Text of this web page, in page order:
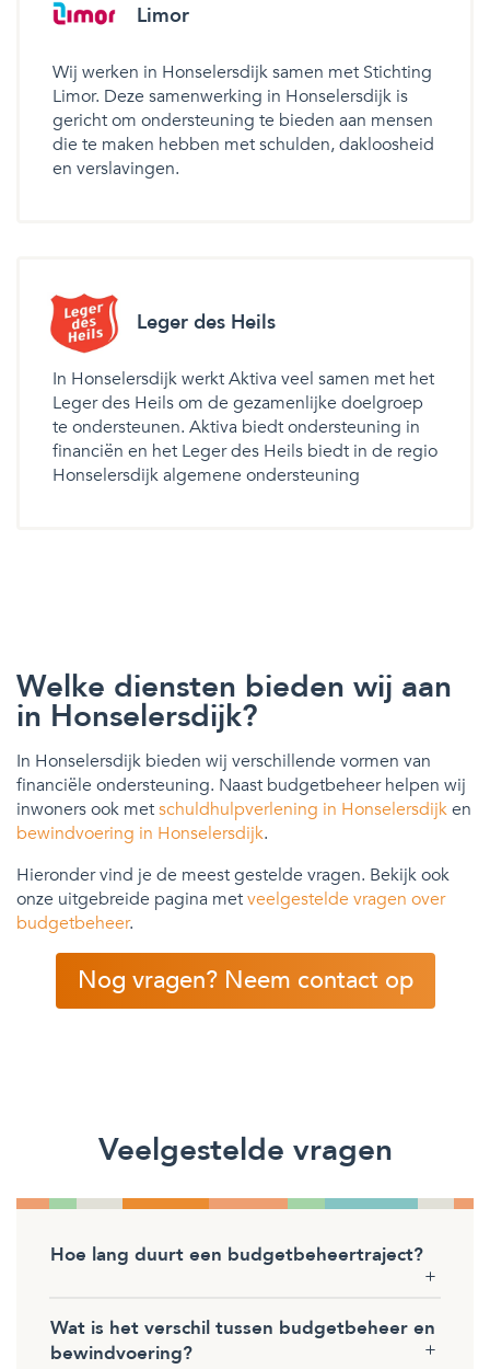
Limor
Wij werken in Honselersdijk samen met Stichting
Limor. Deze samenwerking in Honselersdijk is
gericht om ondersteuning te bieden aan mensen
die te maken hebben met schulden, dakloosheid
en verslavingen.
Leger des Heils
In Honselersdijk werkt Aktiva veel samen met het
Leger des Heils om de gezamenlijke doelgroep
te ondersteunen. Aktiva biedt ondersteuning in
financiën en het Leger des Heils biedt in de regio
Honselersdijk algemene ondersteuning
Welke diensten bieden wij aan
in Honselersdijk?
In Honselersdijk bieden wij verschillende vormen van
financiële ondersteuning. Naast budgetbeheer helpen wij
inwoners ook metschuldhulpverlening in Honselersdijken
bewindvoering in Honselersdijk.
Hieronder vind je de meest gestelde vragen. Bekijk ook
onze uitgebreide pagina metveelgestelde vragen over
budgetbeheer.
Nog vragen? Neem contact op
Veelgestelde vragen
Hoe lang duurt een budgetbeheertraject?
Wat is het verschil tussen budgetbeheer en
bewindvoering?